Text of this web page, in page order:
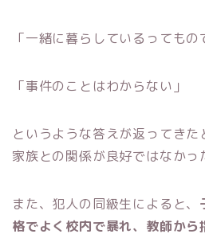
「一緒に暮らしているってもの
「事件のことはわからない」
というような答えが返ってきた
家族との関係が良好ではなかっ
また、犯人の同級生によると、
格でよく校内で暴れ、教師から